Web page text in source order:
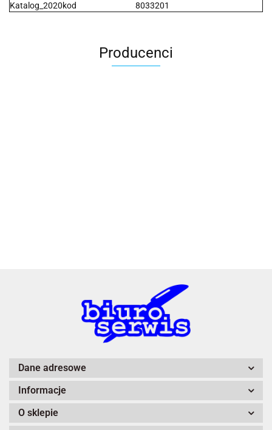
Katalog_2020kod
8033201
Producenci
A4 Tech
Dane adresowe
Informacje
O sklepie